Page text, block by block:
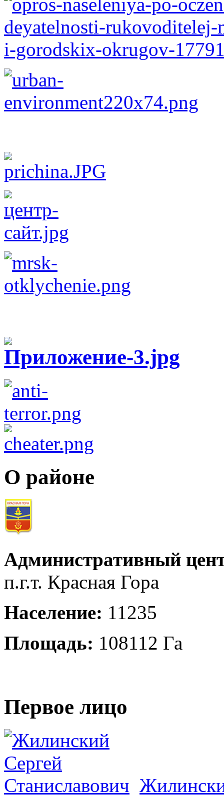
О районе
Административный
п.г.т. Красная Гора
Население: 11235
Площадь: 108112 Га
Первое лицо